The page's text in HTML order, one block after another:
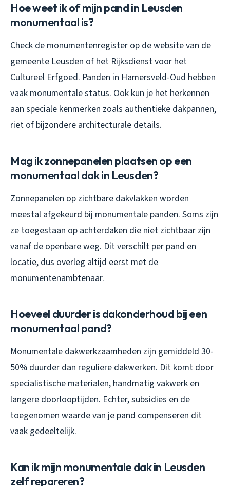
Hoe weet ik of mijn pand in Leusden
monumentaal is?
Check de monumentenregister op de website van de
gemeente Leusden of het Rijksdienst voor het
Cultureel Erfgoed. Panden in Hamersveld-Oud hebben
vaak monumentale status. Ook kun je het herkennen
aan speciale kenmerken zoals authentieke dakpannen,
riet of bijzondere architecturale details.
Mag ik zonnepanelen plaatsen op een
monumentaal dak in Leusden?
Zonnepanelen op zichtbare dakvlakken worden
meestal afgekeurd bij monumentale panden. Soms zijn
ze toegestaan op achterdaken die niet zichtbaar zijn
vanaf de openbare weg. Dit verschilt per pand en
locatie, dus overleg altijd eerst met de
monumentenambtenaar.
Hoeveel duurder is dakonderhoud bij een
monumentaal pand?
Monumentale dakwerkzaamheden zijn gemiddeld 30-
50% duurder dan reguliere dakwerken. Dit komt door
specialistische materialen, handmatig vakwerk en
langere doorlooptijden. Echter, subsidies en de
toegenomen waarde van je pand compenseren dit
vaak gedeeltelijk.
Kan ik mijn monumentale dak in Leusden
zelf repareren?